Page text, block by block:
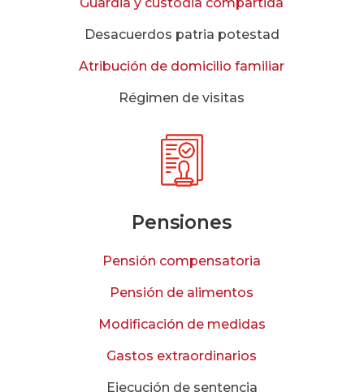
Desacuerdos patria potestad
Atribución de domicilio familiar
Régimen de visitas
Pensiones
Pensión compensatoria
Pensión de alimentos
Modificación de medidas
Gastos extraordinarios
Ejecución de sentencia